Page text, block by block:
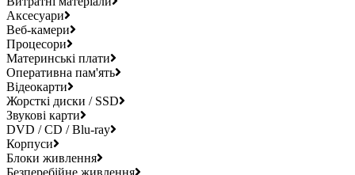
Аксесуари
Веб-камери
Процесори
Материнські плати
Оперативна пам'ять
Відеокарти
Жорсткі диски / SSD
Звукові карти
DVD / CD / Blu-ray
Корпуси
Блоки живлення
Безперебійне живлення